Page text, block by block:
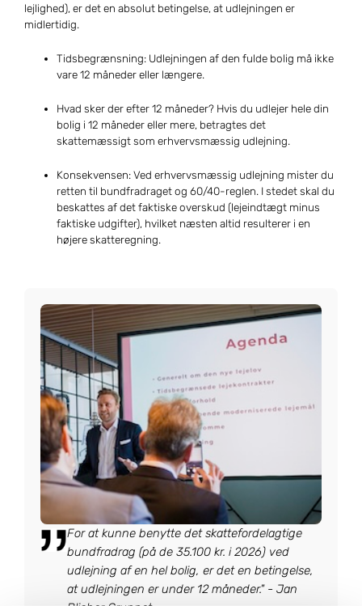
lejlighed), er det en absolut betingelse, at udlejningen er
midlertidig.
Tidsbegrænsning: Udlejningen af den fulde bolig må ikke
vare 12 måneder eller længere.
Hvad sker der efter 12 måneder? Hvis du udlejer hele din
bolig i 12 måneder eller mere, betragtes det
skattemæssigt som erhvervsmæssig udlejning.
Konsekvensen: Ved erhvervsmæssig udlejning mister du
retten til bundfradraget og 60/40-reglen. I stedet skal du
beskattes af det faktiske overskud (lejeindtægt minus
faktiske udgifter), hvilket næsten altid resulterer i en
højere skatteregning.
For at kunne benytte det skattefordelagtige
bundfradrag (på de 35.100 kr. i 2026) ved
udlejning af en hel bolig, er det en betingelse,
at udlejningen er under 12 måneder." - Jan